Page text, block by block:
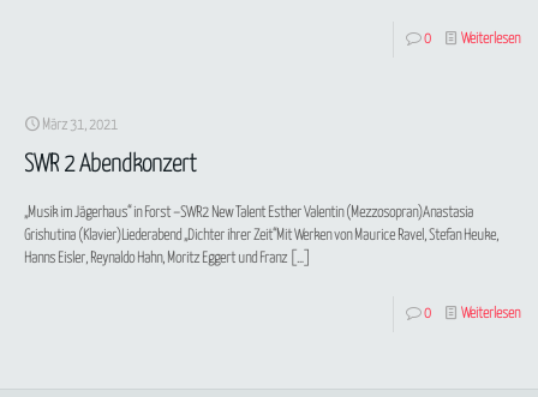
0 Weiterlesen
März 31, 2021
SWR 2 Abendkonzert
„Musik im Jägerhaus“ in Forst –SWR2 New Talent Esther Valentin (Mezzosopran)Anastasia
Grishutina (Klavier)Liederabend „Dichter ihrer Zeit“Mit Werken von Maurice Ravel, Stefan Heuke,
Hanns Eisler, Reynaldo Hahn, Moritz Eggert und Franz […]
0 Weiterlesen